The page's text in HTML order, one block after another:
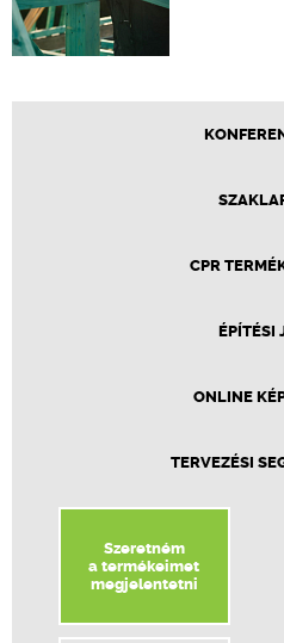
CPR
ÉPÍTÉSI
ONLINE
TERVEZÉSI
Szeretném
a termékeimet
megjelentetni